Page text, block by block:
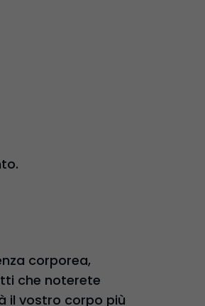
corporea,
che noterete
il vostro corpo più